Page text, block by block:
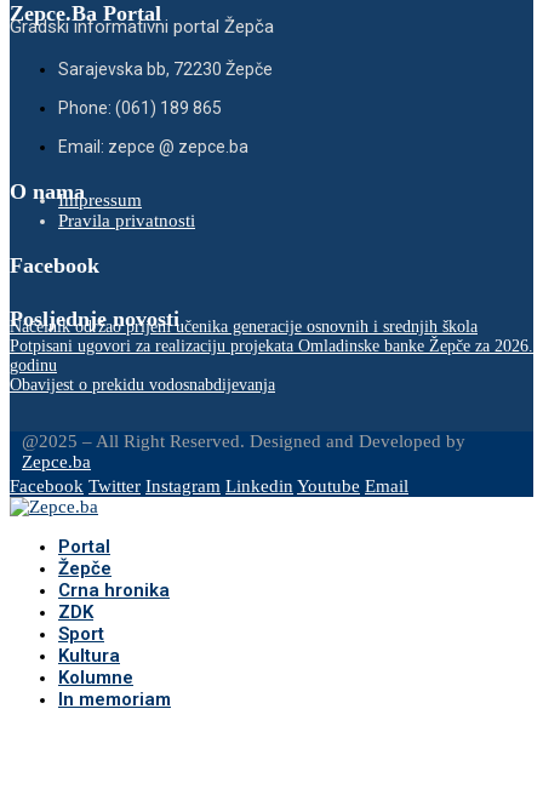
Zepce.Ba Portal
Gradski informativni portal Žepča
Sarajevska bb, 72230 Žepče
Phone: (061) 189 865
Email: zepce @ zepce.ba
O namaImpressum
Pravila privatnosti
Facebook
Posljednje novosti
Načelnik održao prijem učenika generacije osnovnih i srednjih škola
Potpisani ugovori za realizaciju projekata Omladinske banke Žepče za 2026.
godinu
Obavijest o prekidu vodosnabdijevanja
@2025 – All Right Reserved. Designed and Developed by
Zepce.ba
Facebook Twitter Instagram LinkedinYoutube Email
Portal
Žepče
Crna hronika
ZDK
Sport
Kultura
Kolumne
In memoriam